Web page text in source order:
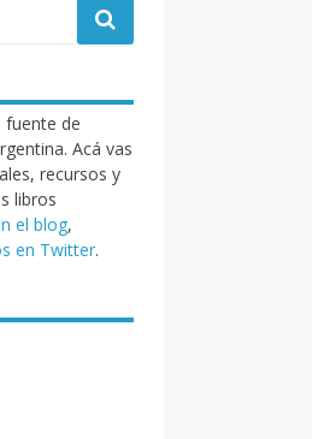
fuente de
Acá vas
recursos y
libros
el blog,
en Twitter.